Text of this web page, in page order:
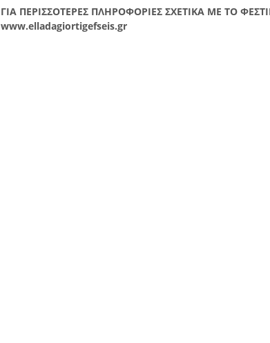
ΓΙΑ ΠΕΡΙΣΣΟΤΕΡΕΣ ΠΛΗΡΟΦΟΡΙΕΣ ΣΧΕΤΙΚΑ ΜΕ ΤΟ
www.elladagiortigefseis.gr